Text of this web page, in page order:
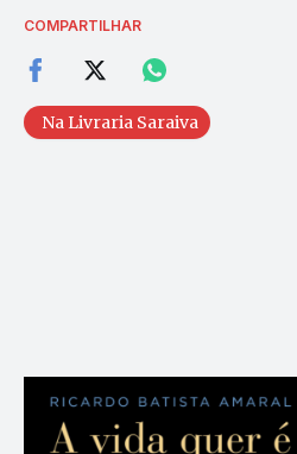
COMPARTILHAR
Na Livraria Saraiva